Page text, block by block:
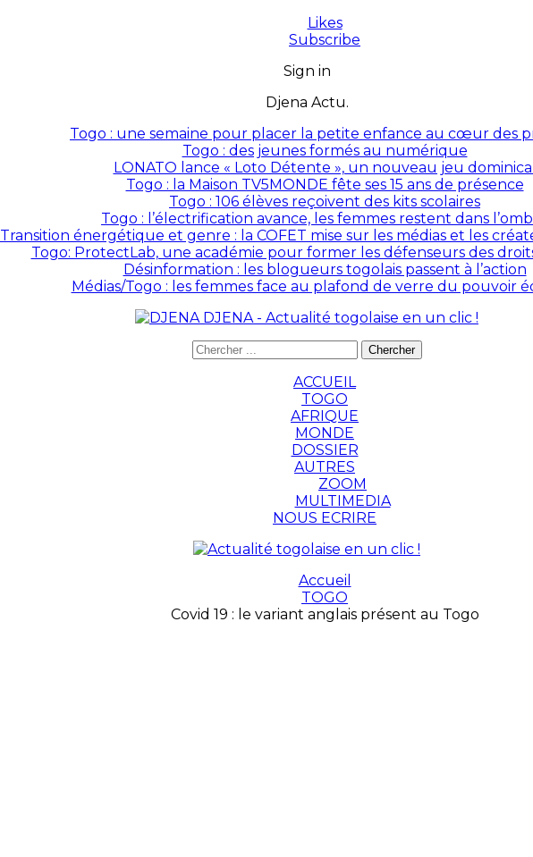
Likes
Subscribe
Sign in
Djena Actu.
Togo : une semaine pour placer la petite enfance au cœur des
Togo : des jeunes formés au numérique
LONATO lance « Loto Détente », un nouveau jeu dominical
Togo : la Maison TV5MONDE fête ses 15 ans de présence
Togo : 106 élèves reçoivent des kits scolaires
Togo : l’électrification avance, les femmes restent dans
Transition énergétique et genre : la COFET mise sur les médias et les
Togo: ProtectLab, une académie pour former les défenseurs des
Désinformation : les blogueurs togolais passent à l’action
Médias/Togo : les femmes face au plafond de verre du pouvoir
DJENA - Actualité togolaise en un clic !
ACCUEIL
TOGO
AFRIQUE
MONDE
DOSSIER
AUTRES
ZOOM
MULTIMEDIA
NOUS ECRIRE
Accueil
TOGO
Covid 19 : le variant anglais présent au Togo